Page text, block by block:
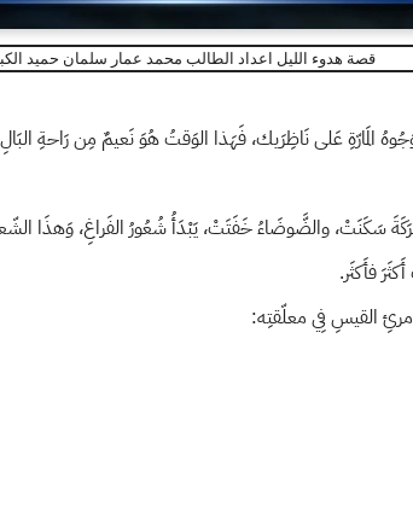
قصة هدوء الليل اعداد الطالب محمد عمار سلمان حميد
المَارّةِ عَلى نَاظِرَيك، فَهَذا الوَقتُ هُوَ نَعيمٌ مِن رَاحةِ
سَكَنَتْ، والضَّوضَاءُ خَفَتَتْ، يَبْدَأُ شُعُورُ الفَراغِ، وَهذَا
فأَكثَر.
القيسِ فِي معلّقتِه: